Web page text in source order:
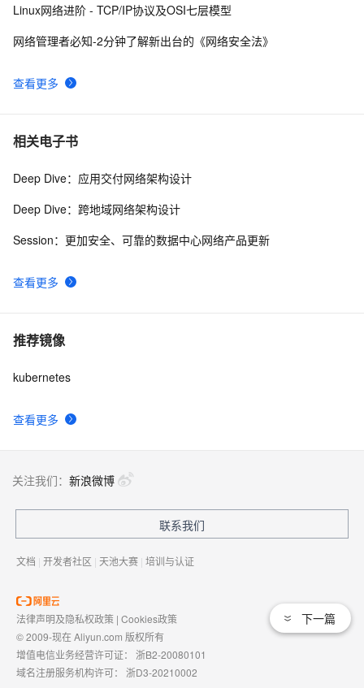
查看更多
Linux网络进阶 - TCP/IP协议及OSI七层模型
网络管理者必知-2分钟了解新出台的《网络安全法》
相关电子书
查看更多
Deep Dive：应用交付网络架构设计
Deep Dive：跨地域网络架构设计
Session：更加安全、可靠的数据中心网络产品更新
推荐镜像
查看更多
kubernetes
下一篇
关注我们： 新浪微博
联系我们
文档 | 开发者社区 | 天池大赛 | 培训与认证
法律声明及隐私权政策 | Cookies政策
© 2009-现在 Aliyun.com 版权所有
增值电信业务经营许可证： 浙B2-20080101
域名注册服务机构许可： 浙D3-20210002